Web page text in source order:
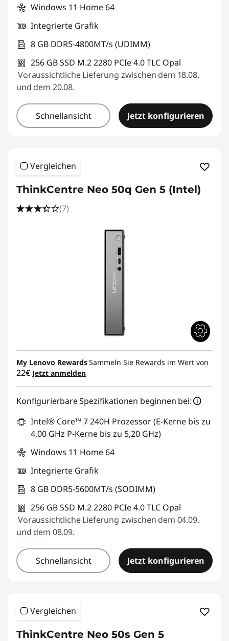
Windows 11 Home 64
Integrierte Grafik
8 GB DDR5-4800MT/s (UDIMM)
256 GB SSD M.2 2280 PCIe 4.0 TLC Opal
Voraussichtliche Lieferung zwischen dem 18.08.
und dem 20.08.
Schnellansicht Jetzt konfigurieren
Vergleichen
ThinkCentre Neo 50q Gen 5 (Intel)
(7)
My Lenovo RewardsSammeln Sie Rewards im Wert von
22€ Jetzt anmelden
Konfigurierbare Spezifikationen beginnen bei:
Intel® Core™ 7 240H Prozessor (E-Kerne bis zu
4,00 GHz P-Kerne bis zu 5,20 GHz)
Windows 11 Home 64
Integrierte Grafik
8 GB DDR5-5600MT/s (SODIMM)
256 GB SSD M.2 2280 PCIe 4.0 TLC Opal
Voraussichtliche Lieferung zwischen dem 04.09.
und dem 08.09.
Schnellansicht Jetzt konfigurieren
Vergleichen
ThinkCentre Neo 50s Gen 5